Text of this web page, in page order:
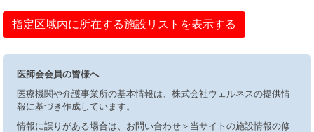
指定区域内に所在する施設リストを表示する
医師会会員の皆様へ
医療機関や介護事業所の基本情報は、株式会社ウェルネスの提供情
報に基づき作成しています。
情報に誤りがある場合は、お問い合わせ＞当サイトの施設情報の修